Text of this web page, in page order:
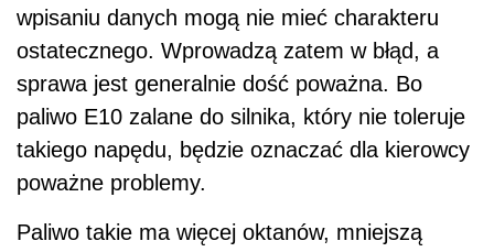
wpisaniu danych mogą nie mieć charakteru
ostatecznego. Wprowadzą zatem w błąd, a
sprawa jest generalnie dość poważna. Bo
paliwo E10 zalane do silnika, który nie toleruje
takiego napędu, będzie oznaczać dla kierowcy
poważne problemy.
Paliwo takie ma więcej oktanów, mniejszą